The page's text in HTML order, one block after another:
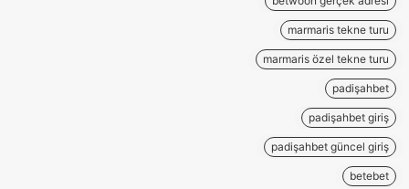
marmaris tekne turu
marmaris özel tekne turu
padişahbet
padişahbet giriş
padişahbet güncel giriş
betebet